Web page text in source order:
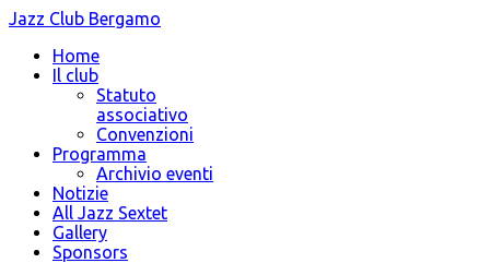
Jazz Club Bergamo
Home
Il club
Statuto
associativo
Convenzioni
Programma
Archivio eventi
Notizie
All Jazz Sextet
Gallery
Sponsors